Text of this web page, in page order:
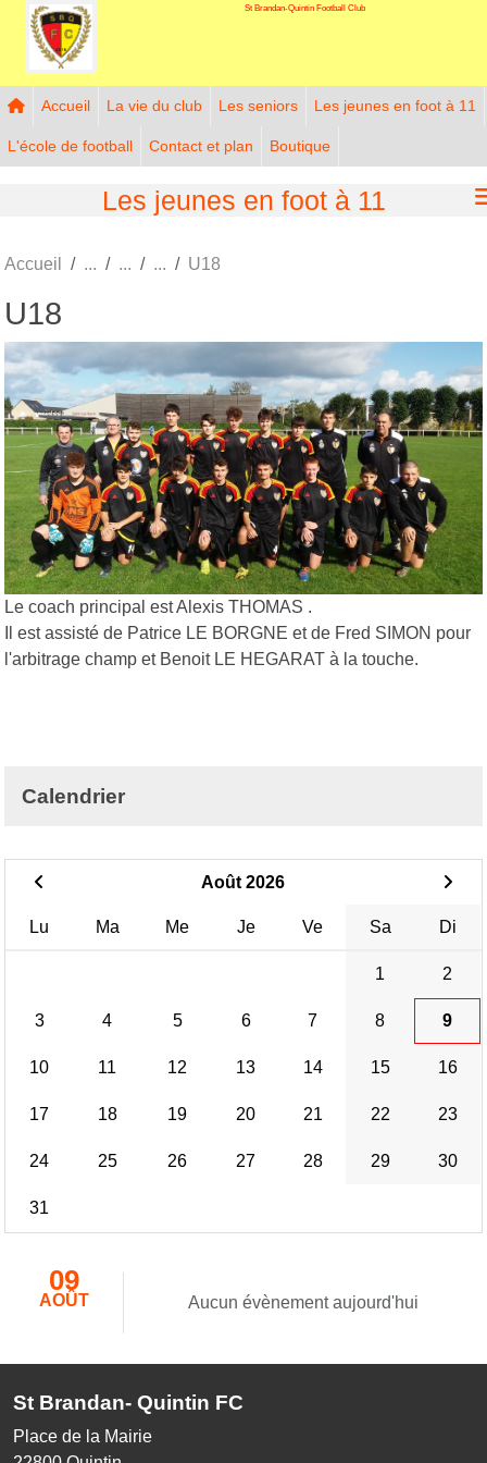
St Brandan-Quintin Football Club
Accueil La vie du club Les seniors Les jeunes en foot à 11
L'école de football Contact et plan Boutique
Les jeunes en foot à 11
Accueil U18
U18
Le coach principal est Alexis THOMAS .
Il est assisté de Patrice LE BORGNE et de Fred SIMON pour
l'arbitrage champ et Benoit LE HEGARAT à la touche.
Calendrier
Août 2026
Lu Ma Me Je Ve Sa Di
1 2
3 4 5 6 7 8 9
10 11 12 13 14 15 16
17 18 19 20 21 22 23
24 25 26 27 28 29 30
31
09
AOÛT Aucun évènement aujourd'hui
St Brandan- Quintin FC
Place de la Mairie
Panneau de gestion des cookies